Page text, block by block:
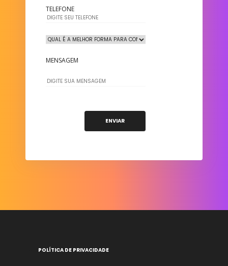
TELEFONE
MENSAGEM
POLÍTICA DE PRIVACIDADE